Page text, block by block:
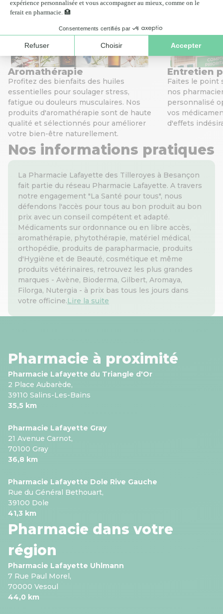
Aromathérapie
Profitez des bienfaits des huiles
essentielles pour soulager stress,
fatigue ou douleurs musculaires. Nos
produits d'aromathérapie sont de haute
qualité et sélectionnés pour améliorer
votre bien-être naturellement.
Entretien
Faites le point
nos
personnalisé
vos
d'effets
Nos informations pratiques
La Pharmacie Lafayette des Tilleroyes à Besançon
fait partie du réseau Pharmacie Lafayette. A travers
notre engagement "La Santé pour tous", nous
défendons l'accès pour tous au bon produit au bon
prix avec un conseil compétent et adapté.
Médicaments sur ordonnance ou en libre accès,
aromathérapie, phytothérapie, matériel médical,
orthopédie, produits de parapharmacie, produits
d'Hygiène et de Beauté, cosmétique et même
produits vétérinaires, retrouvez les plus grandes
marques - Avène, Bioderma, Gilbert, Aromaya,
Filorga, Nutergia - à prix bas tous les jours dans
votre officine.Lire la suite
Pharmacie à proximité
Pharmacie Lafayette du Triangle d'Or
2 Place Aubarède,
39110 Salins-Les-Bains
35,5 km
Pharmacie Lafayette Gray
21 Avenue Carnot,
70100 Gray
36,8 km
Pharmacie Lafayette Dole Rive Gauche
Rue du Général Bethouart,
39100 Dole
41,3 km
Pharmacie dans votre
région
Pharmacie Lafayette Uhlmann
7 Rue Paul Morel,
70000 Vesoul
44,0 km